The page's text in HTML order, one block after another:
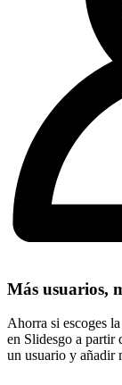
Más usuarios,
Ahorra si escoges
en Slidesgo a partir
un usuario y añadir